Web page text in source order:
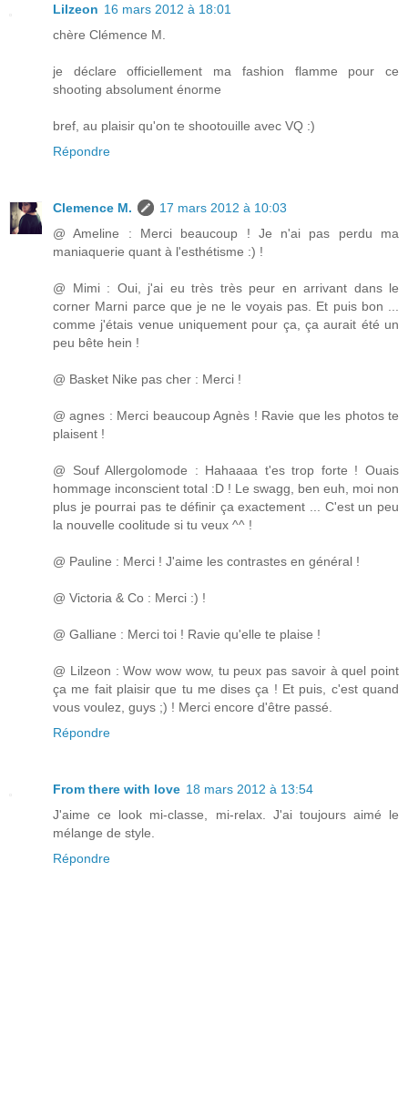
Lilzeon 16 mars 2012 à 18:01
chère Clémence M.
je déclare officiellement ma fashion flamme pour ce
shooting absolument énorme
bref, au plaisir qu'on te shootouille avec VQ :)
Répondre
Clemence M.
17 mars 2012 à 10:03
@ Ameline : Merci beaucoup ! Je n'ai pas perdu ma
maniaquerie quant à l'esthétisme :) !
@ Mimi : Oui, j'ai eu très très peur en arrivant dans le
corner Marni parce que je ne le voyais pas. Et puis bon ...
comme j'étais venue uniquement pour ça, ça aurait été un
peu bête hein !
@ Basket Nike pas cher : Merci !
@ agnes : Merci beaucoup Agnès ! Ravie que les photos te
plaisent !
@ Souf Allergolomode : Hahaaaa t'es trop forte ! Ouais
hommage inconscient total :D ! Le swagg, ben euh, moi non
plus je pourrai pas te définir ça exactement ... C'est un peu
la nouvelle coolitude si tu veux ^^ !
@ Pauline : Merci ! J'aime les contrastes en général !
@ Victoria & Co : Merci :) !
@ Galliane : Merci toi ! Ravie qu'elle te plaise !
@ Lilzeon : Wow wow wow, tu peux pas savoir à quel point
ça me fait plaisir que tu me dises ça ! Et puis, c'est quand
vous voulez, guys ;) ! Merci encore d'être passé.
Répondre
From there with love 18 mars 2012 à 13:54
J'aime ce look mi-classe, mi-relax. J'ai toujours aimé le
mélange de style.
Répondre